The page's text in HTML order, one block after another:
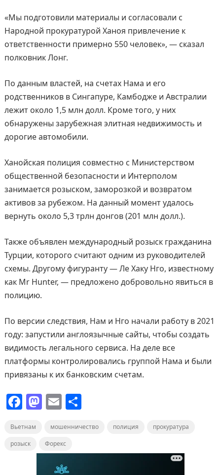
«Мы подготовили материалы и согласовали с
Народной прокуратурой Ханоя привлечение к
ответственности примерно 550 человек», — сказал
полковник Лонг.
По данным властей, на счетах Нама и его
родственников в Сингапуре, Камбодже и Австралии
лежит около 1,5 млн долл. Кроме того, у них
обнаружены зарубежная элитная недвижимость и
дорогие автомобили.
Ханойская полиция совместно с Министерством
общественной безопасности и Интерполом
занимается розыском, заморозкой и возвратом
активов за рубежом. На данный момент удалось
вернуть около 5,3 трлн донгов (201 млн долл.).
Также объявлен международный розыск гражданина
Турции, которого считают одним из руководителей
схемы. Другому фигуранту — Ле Хаку Нго, известному
как Mr Hunter, — предложено добровольно явиться в
полицию.
По версии следствия, Нам и Нго начали работу в 2021
году: запустили англоязычные сайты, чтобы создать
видимость легального сервиса. На деле все
платформы контролировались группой Нама и были
привязаны к их банковским счетам.
F
c
e
M
st
o
E
ai
l
О
п
р
Вьетнам мошенничество полиция
прокуратура
розыск
Форекс